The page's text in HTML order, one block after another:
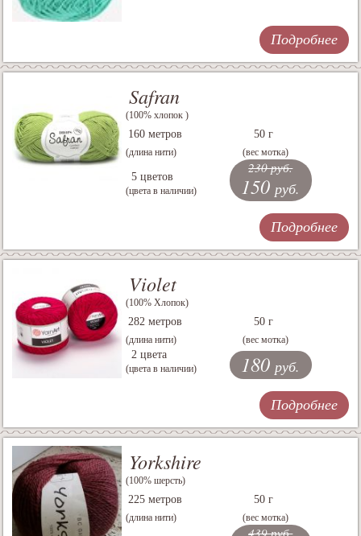
Подробнее
Safran
(100% хлопок )
160 метров
(длина нити)
50 г
(вес мотка)
5 цветов
(цвета в наличии)
230 руб.
150 руб.
Подробнее
Violet
(100% Хлопок)
282 метров
(длина нити)
50 г
(вес мотка)
2 цвета
(цвета в наличии) 180 руб.
Подробнее
Yorkshire
(100% шерсть)
225 метров
(длина нити)
50 г
(вес мотка)